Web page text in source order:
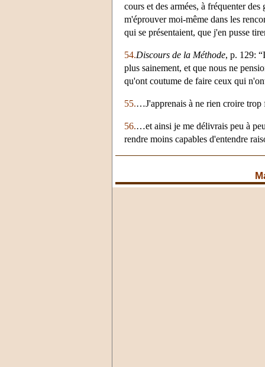
cours et des armées, à fréquenter
m'éprouver moi-même dans les
qui se présentaient, que j'en pusse
54.Discours de la Méthode, p. 129:
plus sainement, et que nous ne
qu'ont coutume de faire ceux qui
55.…J'apprenais à ne rien croire trop
56.…et ainsi je me délivrais peu à
rendre moins capables d'entendre